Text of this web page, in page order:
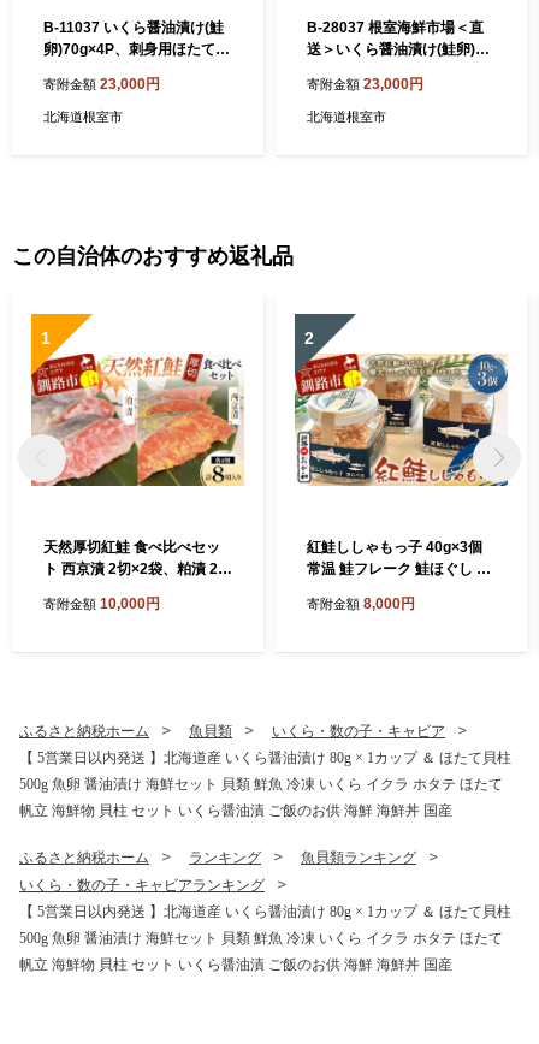
B-11037 いくら醤油漬け(鮭
卵)70g×4P、刺身用ほたて貝
たて ホタテ 帆立 海鮮
寄附金額 23,000円
北海道根室市
B-28037 根室海鮮市場＜直
送＞いくら醤油漬け(鮭卵)70
るさと納税ホタテ帆立ほたて
海鮮
寄附金額 23,000円
北海道根室市
この自治体のおすすめ返礼品
1
天然厚切紅鮭 食べ比べセッ
ト 西京漬 2切×2袋、粕漬 2切
粕漬け 西京焼き 西京漬 海鮮
市 人気 おいしい 美味しい う
まい 道東 北海道 F4F-8513
寄附金額 10,000円
2
紅鮭ししゃもっ子 40g×3個
常温 鮭フレーク 鮭ほぐし ふ
魚 魚介 海産物 海鮮 魚卵 ご
寄附金額 8,000円
ふるさと納税ホーム 魚貝類
いくら・数の子・キャビア
【 5営業日以内発送 】北海道産 いくら醤油漬け 80g × 1カップ ＆ ほたて貝柱
500g 魚卵 醤油漬け 海鮮セット 貝類 鮮魚 冷凍 いくら イクラ ホタテ ほたて
帆立 海鮮物 貝柱 セット いくら醤油漬 ご飯のお供 海鮮 海鮮丼 国産
ふるさと納税ホーム ランキング
魚貝類ランキング
いくら・数の子・キャビアランキング
【 5営業日以内発送 】北海道産 いくら醤油漬け 80g × 1カップ ＆ ほたて貝柱
500g 魚卵 醤油漬け 海鮮セット 貝類 鮮魚 冷凍 いくら イクラ ホタテ ほたて
帆立 海鮮物 貝柱 セット いくら醤油漬 ご飯のお供 海鮮 海鮮丼 国産